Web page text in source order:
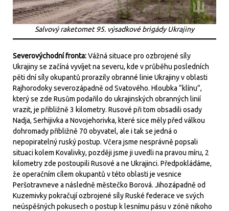
Salvový raketomet 95. výsadkové brigády Ukrajiny
Severovýchodní fronta:Vážná situace pro ozbrojené síly
Ukrajiny se začíná vyvíjet na severu, kde v průběhu posledních
pěti dní síly okupantů prorazily obranné linie Ukrajiny v oblasti
Rajhorodoky severozápadně od Svatového. Hloubka “klínu”,
který se zde Rusům podařilo do ukrajinských obranných linií
vrazit, je přibližně 3 kilometry. Rusové při tom obsadili osady
Nadja, Serhijivka a Novojehorivka, které sice měly před válkou
dohromady přibližně 70 obyvatel, ale i tak se jedná o
nepopiratelný ruský postup. Včera jsme nesprávně popsali
situaci kolem Kovalivky, později jsme ji uvedli na pravou míru, 2
kilometry zde postoupili Rusové a ne Ukrajinci. Předpokládáme,
že operačním cílem okupantů v této oblasti je vesnice
Peršotravneve a následně městečko Borová. Jihozápadně od
Kuzemivky pokračují ozbrojené síly Ruské federace ve svých
neúspěšných pokusech o postup k lesnímu pásu v zóně nikoho